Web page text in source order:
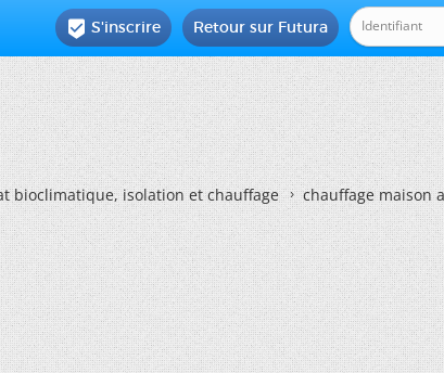
Retour sur Futura
 S'inscrire
bioclimatique, isolation et chauffage chauffage maison